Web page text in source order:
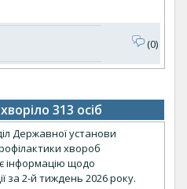
(0)
313 осіб
Державної установи
хвороб
інформацію щодо
за 2-й тиждень 2026 року.